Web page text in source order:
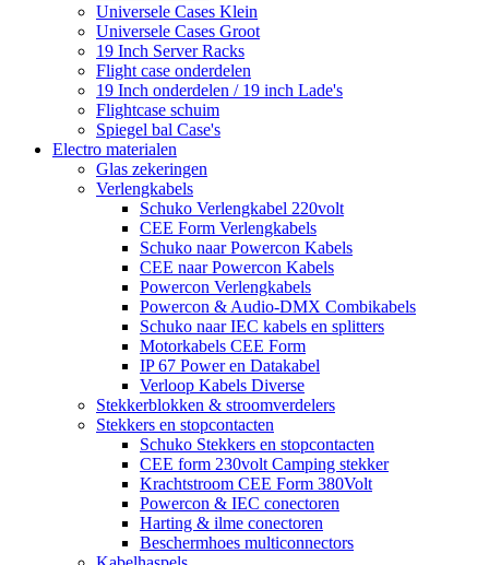
Universele Cases Klein
Universele Cases Groot
19 Inch Server Racks
Flight case onderdelen
19 Inch onderdelen / 19 inch Lade's
Flightcase schuim
Spiegel bal Case's
Electro materialen
Glas zekeringen
Verlengkabels
Schuko Verlengkabel 220volt
CEE Form Verlengkabels
Schuko naar Powercon Kabels
CEE naar Powercon Kabels
Powercon Verlengkabels
Powercon & Audio-DMX Combikabels
Schuko naar IEC kabels en splitters
Motorkabels CEE Form
IP 67 Power en Datakabel
Verloop Kabels Diverse
Stekkerblokken & stroomverdelers
Stekkers en stopcontacten
Schuko Stekkers en stopcontacten
CEE form 230volt Camping stekker
Krachtstroom CEE Form 380Volt
Powercon & IEC conectoren
Harting & ilme conectoren
Beschermhoes multiconnectors